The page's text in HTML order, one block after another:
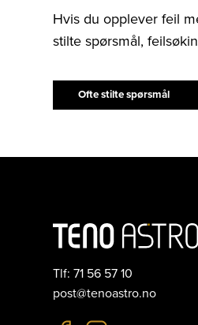
Hvis du opplever feil
stilte spørsmål,
Ofte stilte spørsmål
Tlf: 71 56 57 10
post@tenoastro.no